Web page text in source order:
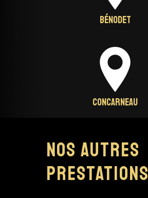
Bénodet
Concarneau
Nos autres
prestations